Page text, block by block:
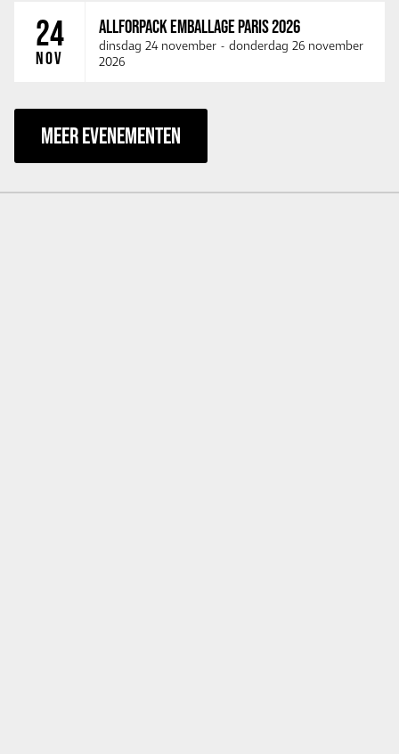
24
NOV
ALLFORPACK EMBALLAGE PARIS 2026
dinsdag 24 november - donderdag 26 november
2026
MEER EVENEMENTEN